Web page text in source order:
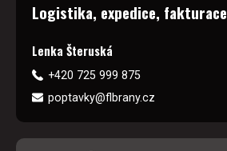
Logistika, expedice, fakturace
Lenka Šteruská
+420 725 999 875
poptavky@flbrany.cz